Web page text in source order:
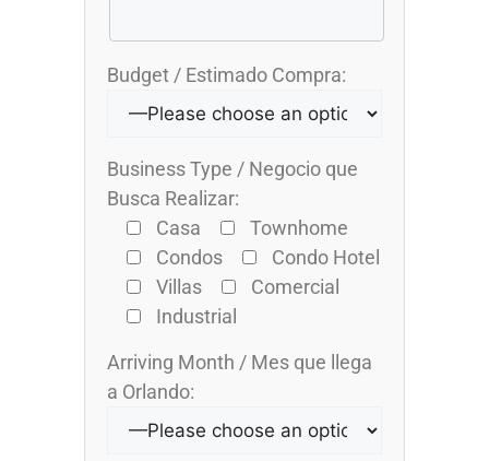
Budget / Estimado Compra:
Business Type / Negocio que
Busca Realizar:
Casa
Townhome
Condos
Condo Hotel
Villas
Comercial
Industrial
Arriving Month / Mes que llega
a Orlando: